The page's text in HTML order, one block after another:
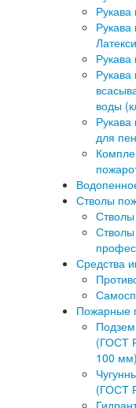
воды
для
Стволы
Средства
Пожарные
(ГОСТ
100 мм)
(ГОСТ